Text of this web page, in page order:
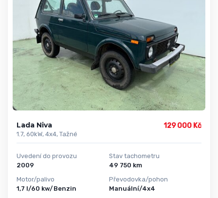
Lada Niva
1.7, 60kW, 4x4, Tažné
129 000 Kč
Uvedení do provozu
2009
Motor/palivo
1,7 l/60 kw/Benzin
Stav tachometru
49 750 km
Převodovka/pohon
Manuální/4x4